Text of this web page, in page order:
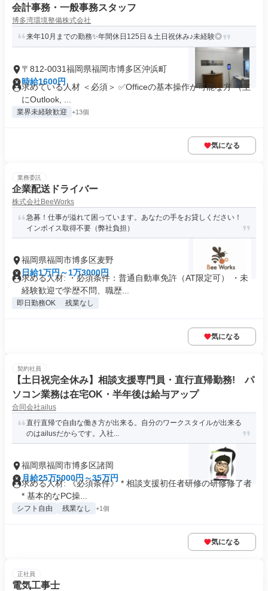
会計事務・一般事務スタッフ
博多湾環境整備株式会社
来年10月までの勤務✨年間休日125日＆土日祝休み♪未経験◎
〒812-0031福岡県福岡市博多区沖浜町
時給1600円
求めている人材 ＜必須＞ ✅Officeの基本操作が可能な方 （主
にOutlook, ...
業界未経験歓迎 +13個
気になる
業務委託
企業配送ドライバー
株式会社BeeWorks
急募！仕事が溢れて困っています。あなたの手をお貸しください！
インボイス取得不要（弊社負担）
福岡県福岡市博多区麦野
日給1万円～1万3000円
求める人材: ・必須条件：普通自動車免許（AT限定可） ・未
経験歓迎で学歴不問、職歴...
即日勤務OK 残業なし
気になる
契約社員
【土日祝完全休み】相談支援専門員・直行直帰勤務! パ
ソコン業務は在宅OK・半年後は給与アップ
合同会社ailus
直行直帰で自由な働き方が出来る。自分のワークスタイルが出来る
のはailusだからです。入社...
福岡県福岡市博多区諸岡
月給25万5000円～35万円
求める人材: 《必須条件》 * 相談支援初任者研修の研修修了者
* 基本的なPC操...
シフト自由 残業なし +1個
気になる
正社員
電気工事士